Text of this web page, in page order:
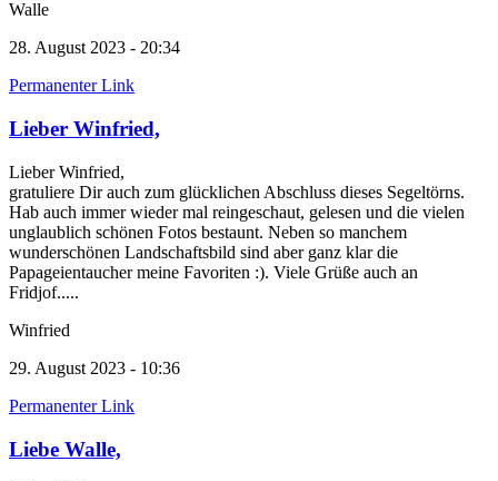
Walle
28. August 2023 - 20:34
Permanenter Link
Lieber Winfried,
Lieber Winfried,
gratuliere Dir auch zum glücklichen Abschluss dieses Segeltörns.
Hab auch immer wieder mal reingeschaut, gelesen und die vielen
unglaublich schönen Fotos bestaunt. Neben so manchem
wunderschönen Landschaftsbild sind aber ganz klar die
Papageientaucher meine Favoriten :). Viele Grüße auch an
Fridjof.....
Winfried
29. August 2023 - 10:36
Permanenter Link
Liebe Walle,